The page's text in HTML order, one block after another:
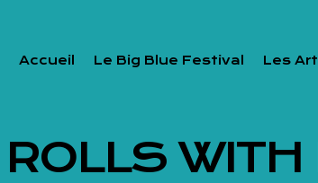
Accueil Le Big Blue Festival Les
ROLLS WITH